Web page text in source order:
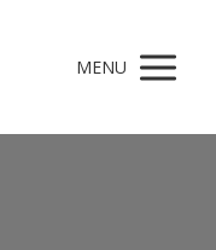
MENU